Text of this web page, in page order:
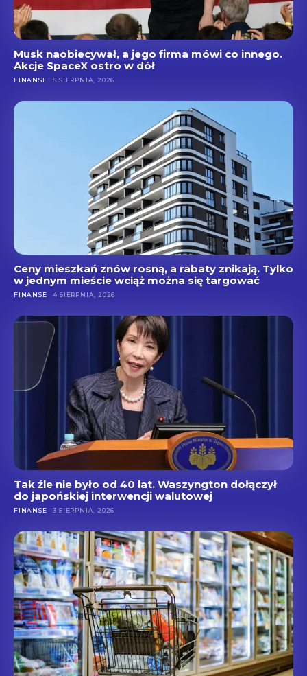
Musk naobiecywał, a jego firma mówi co innego.
Akcje SpaceX ostro w dół
FINANSE 5 SIERPNIA, 2026
Ceny mieszkań znów rosną, a rabaty znikają. Tylko
w jednym mieście wciąż można się targować
FINANSE 4 SIERPNIA, 2026
Tak źle nie było od 40 lat. Waszyngton dołączył
do japońskiej interwencji walutowej
FINANSE 3 SIERPNIA, 2026